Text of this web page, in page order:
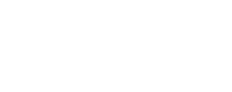
favoritos